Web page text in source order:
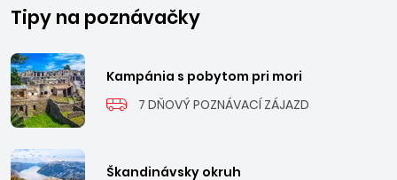
Tipy na poznávačky
Kampánia s pobytom pri mori
7 DŇOVÝ POZNÁVACÍ ZÁJAZD
Škandinávsky okruh